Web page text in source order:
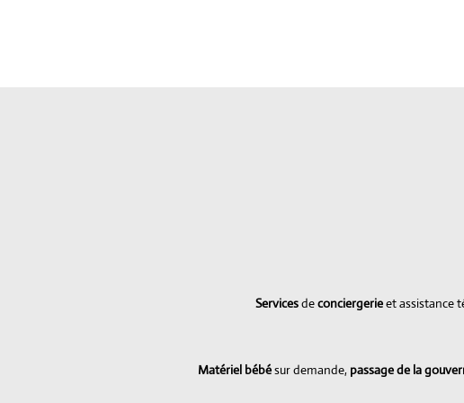
Servicesdeconciergerieet assistance
Matériel bébésur demande, passage de la